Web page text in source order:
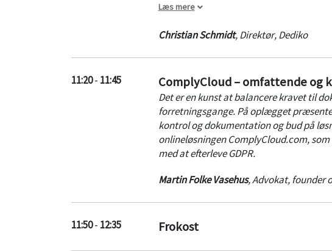
Christian Schmidt viser praktiske
32, men også generelt understøtter
Læs mere
Christian Schmidt,Direktør,Dediko
11:20- 11:45 ComplyCloud – omfattende og
Det er en kunst at balancere kravet til
forretningsgange. På oplægget
kontrol og dokumentation og bud på
onlineløsningen ComplyCloud.com,
med at efterleve GDPR.
Martin Folke Vasehus,Advokat, founder
11:50- 12:35 Frokost